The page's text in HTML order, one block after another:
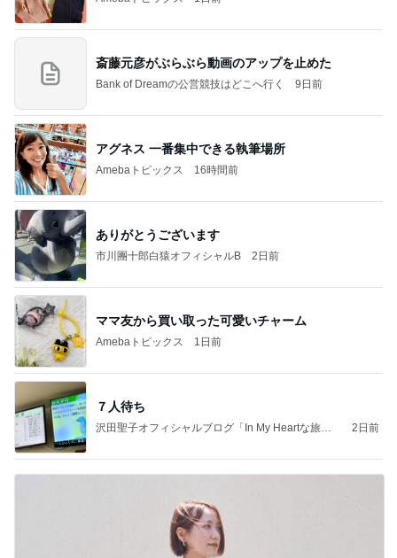
斎藤元彦がぶらぶら動画のアップを止めた
Bank of Dreamの公営競技はどこへ行く 9日前
アグネス 一番集中できる執筆場所
Amebaトピックス 16時間前
ありがとうございます
市川團十郎白猿オフィシャルB 2日前
ママ友から買い取った可愛いチャーム
Amebaトピックス 1日前
７人待ち
沢田聖子オフィシャルブログ「In My Heartな旅日
2日前